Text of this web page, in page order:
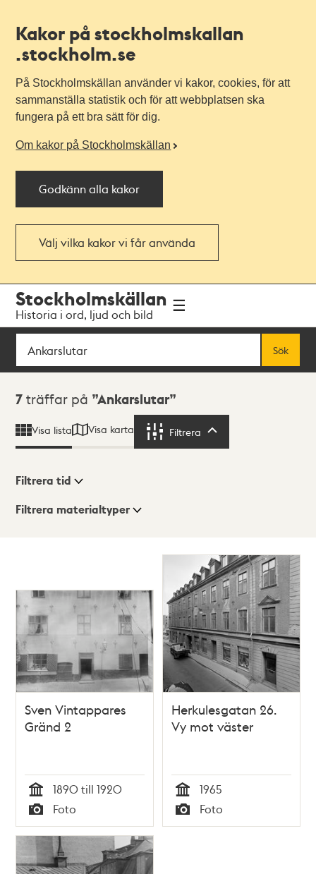
Kakor på stockholmskallan
.stockholm.se
På Stockholmskällan använder vi kakor, cookies, för att
sammanställa statistik och för att webbplatsen ska
fungera på ett bra sätt för dig.
Om kakor på Stockholmskällan
Godkänn alla kakor
Välj vilka kakor vi får använda
navigationen
huvudinnehållet
Stockholmskällan
Historia i ord, ljud och bild
Sök
Sök
Sökresultat
7 träffar på Ankarslutar
Visa lista Visa karta Filtrera
Visningsläge
Filtrera tid
Filtrera materialtyper
Sven Vintappares
Gränd 2
Tid
1890 till 1920
Typ
Foto
Herkulesgatan 26.
Vy mot väster
Tid
1965
Typ
Foto